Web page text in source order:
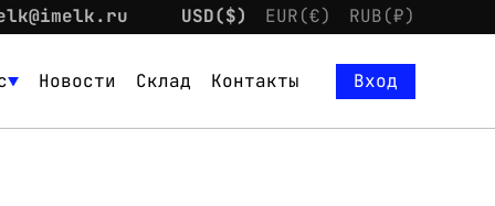
USD($) EUR(€) RUB(₽)
Новости Склад Контакты
Вход